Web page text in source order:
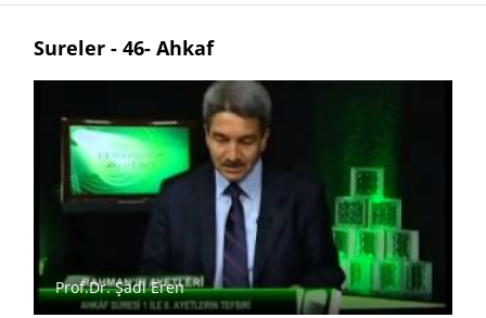
Sureler - 46- Ahkaf
Prof.Dr. Şadi Eren